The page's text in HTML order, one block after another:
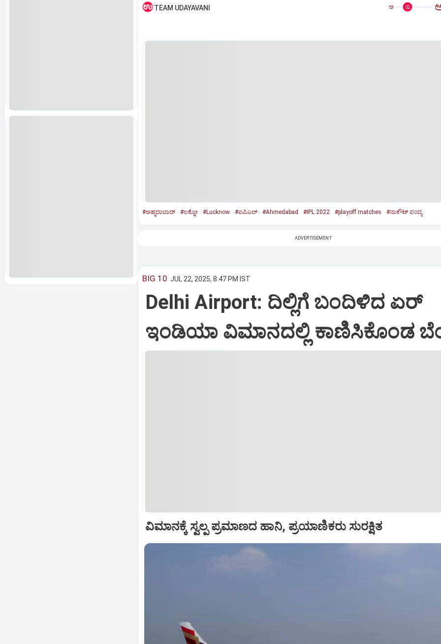
TEAM UDAYAVANI ಅ
#ಅಹ್ಮದಾಬಾದ್‌ #ಲಕ್ನೋ #Lucknow #ಐಪಿಎಲ್‌ #Ahmedabad #IPL 2022 #playoff matches #ನಾಕೌಟ್‌ ಪಂದ್ಯ
ADVERTISEMENT
BIG 10 JUL 22, 2025, 8:47 PM IST
Delhi Airport: ದಿಲ್ಲಿಗೆ ಬಂದಿಳಿದ ಏರ್‌
ಇಂಡಿಯಾ ವಿಮಾನದಲ್ಲಿ ಕಾಣಿಸಿಕೊಂಡ
ವಿಮಾನಕ್ಕೆ ಸ್ವಲ್ಪ ಪ್ರಮಾಣದ ಹಾನಿ, ಪ್ರಯಾಣಿಕರು ಸುರಕ್ಷಿತ